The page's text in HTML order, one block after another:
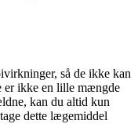
så de ikke kan
er ikke en lille mængde
kan du altid kun
dette lægemiddel